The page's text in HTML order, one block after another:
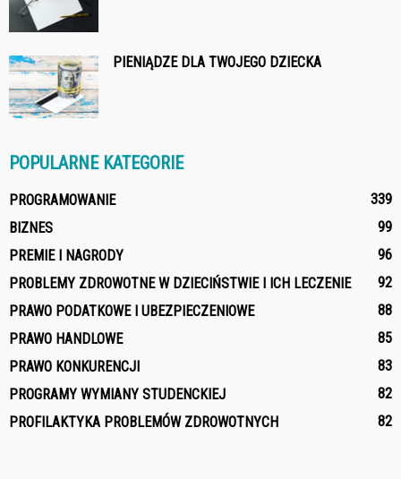
PIENIĄDZE DLA TWOJEGO DZIECKA
POPULARNE KATEGORIE
PROGRAMOWANIE
339
BIZNES
99
PREMIE I NAGRODY
96
PROBLEMY ZDROWOTNE W DZIECIŃSTWIE I ICH LECZENIE
92
PRAWO PODATKOWE I UBEZPIECZENIOWE
88
PRAWO HANDLOWE
85
PRAWO KONKURENCJI
83
PROGRAMY WYMIANY STUDENCKIEJ
82
PROFILAKTYKA PROBLEMÓW ZDROWOTNYCH
82